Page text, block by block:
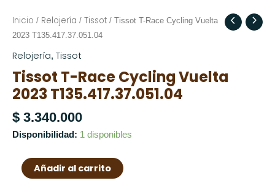
Inicio / Relojería / Tissot / Tissot T-Race Cycling Vuelta
2023 T135.417.37.051.04
Relojería, Tissot
Tissot T-Race Cycling Vuelta
2023 T135.417.37.051.04
$ 3.340.000
Disponibilidad: 1 disponibles
Tissot
T-
Race
Cycling
Vuelta
2023
cantidad
Añadir al carrito